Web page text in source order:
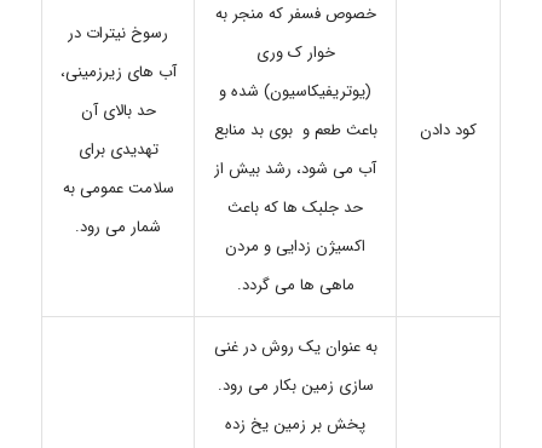
کود دادن
خصوص فسفر که منجر به
خوار ک وری
(یوتریفیکاسیون) شده و
باعث طعم و بوی بد منابع
آب می شود، رشد بیش از
حد جلبک ها که باعث
اکسیژن زدایی و مردن
ماهی ها می گردد.
رسوخ نیترات در
آب های زیرزمینی،
حد بالای آن
تهدیدی برای
سلامت عمومی به
شمار می رود.
به عنوان یک روش در غنی
سازی زمین بکار می رود.
پخش بر زمین یخ زده